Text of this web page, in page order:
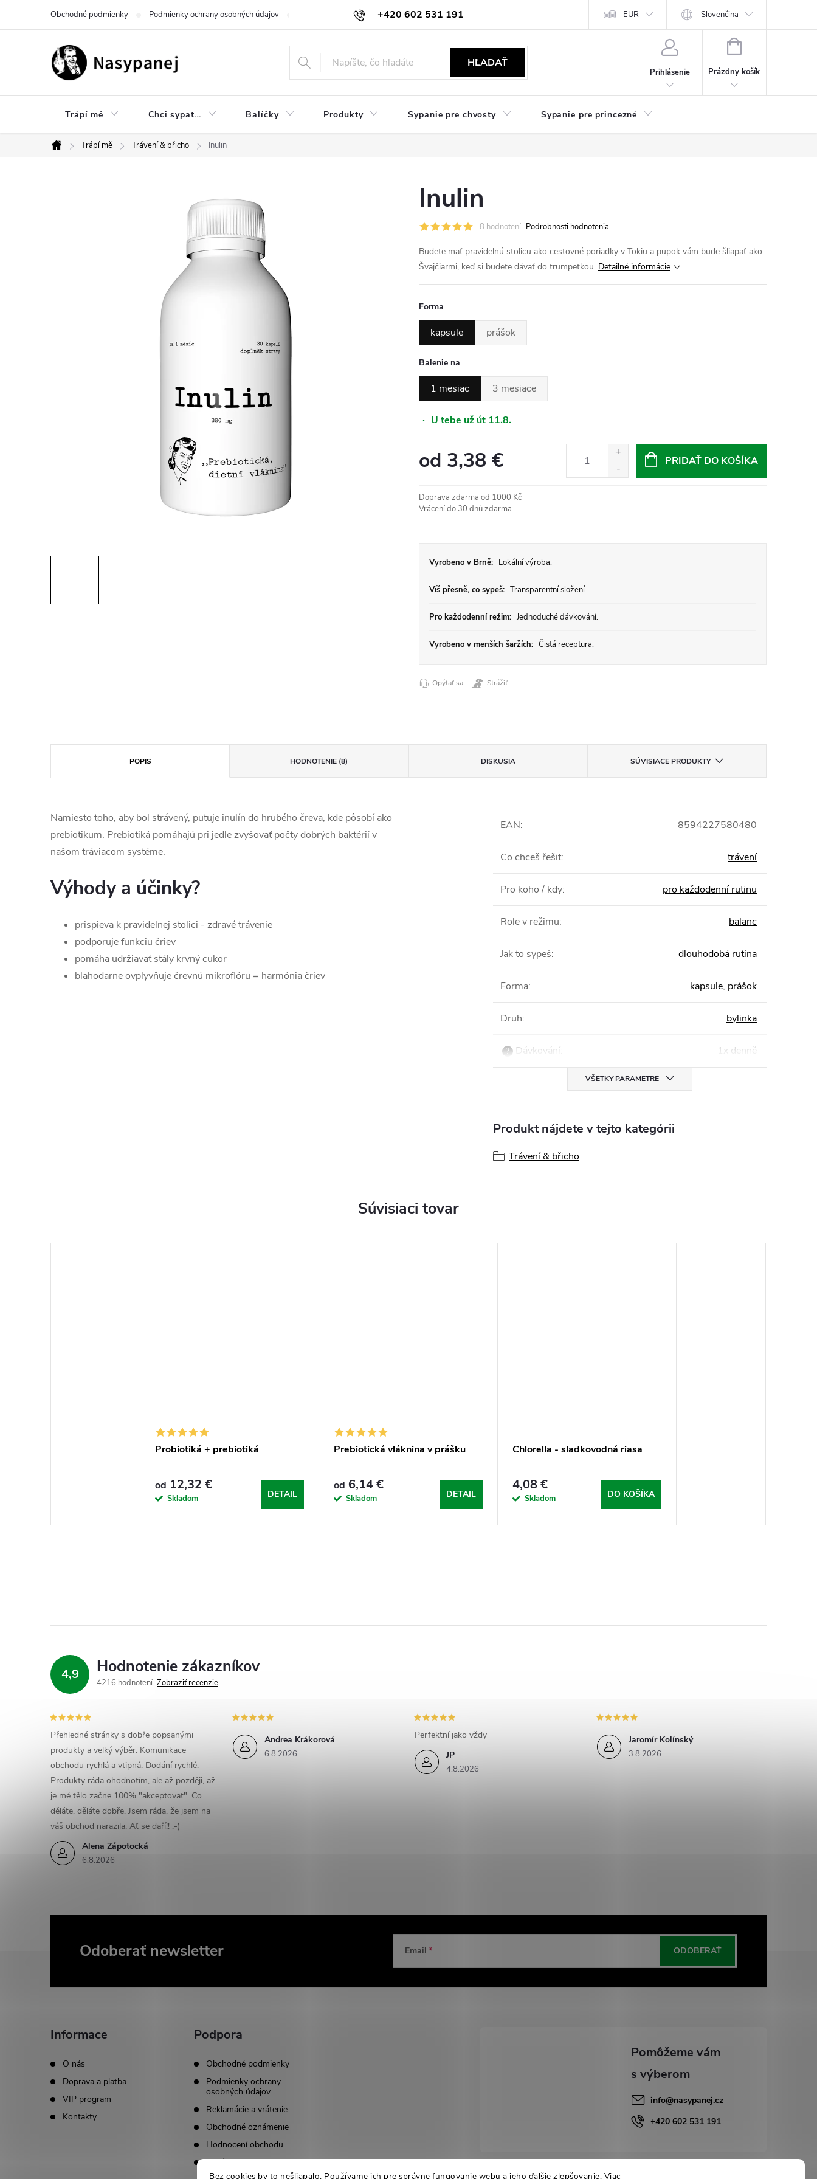
Bez cookies by to nešliapalo. Používame ich pre správne fungovanie webu a jeho ďalšie zlepšovanie. Viac
+420 602 531 191
Obchodné podmienky Podmienky ochrany osobných údajov Reklamácie a vrátenie Obchodné oznámenie Kariéra EUR Slovenčina
HĽADAŤ
Prihlásenie
NÁKUPNÝ
Prázdny košík
Trápí mě Chci sypat… Balíčky Produkty Sypanie pre chvosty Sypanie pre princezné
Domov
Trápí mě Trávení & břicho Inulin
Inulin
8 hodnotení Podrobnosti hodnotenia
Budete mať pravidelnú stolicu ako cestovné poriadky v Tokiu a pupok vám bude šliapať ako
Švajčiarmi, keď si budete dávať do trumpetkou. Detailné informácie
Forma
kapsule prášok
Balenie na
1 mesiac 3 mesiace
· U tebe už út 11.8.
od 3,38 €
cena:
PRIDAŤ DO KOŠÍKA
Doprava zdarma od 1000 Kč
Vrácení do 30 dnů zdarma
Vyrobeno v Brně: Lokální výroba.
Víš přesně, co sypeš: Transparentní složení.
Pro každodenní režim: Jednoduché dávkování.
Vyrobeno v menších šaržích: Čistá receptura.
Opýtať sa Strážiť
POPIS HODNOTENIE (8) DISKUSIA SÚVISIACE PRODUKTY
Namiesto toho, aby bol strávený, putuje inulín do hrubého čreva, kde pôsobí ako
prebiotikum. Prebiotiká pomáhajú pri jedle zvyšovať počty dobrých baktérií v
našom tráviacom systéme.
Výhody a účinky?
prispieva k pravidelnej stolici - zdravé trávenie
podporuje funkciu čriev
pomáha udržiavať stály krvný cukor
blahodarne ovplyvňuje črevnú mikroflóru = harmónia čriev
EAN: 8594227580480
Co chceš řešit: trávení
Pro koho / kdy: pro každodenní rutinu
Role v režimu: balanc
Jak to sypeš: dlouhodobá rutina
Forma: kapsule, prášok
Druh: bylinka
? Dávkování: 1x denně
VŠETKY PARAMETRE
Produkt nájdete v tejto kategórii
Trávení & břicho
Súvisiaci tovar
Probiotiká + prebiotiká
od 12,32 €
Skladom DETAIL
Prebiotická vláknina v prášku
od 6,14 €
Skladom DETAIL
Chlorella - sladkovodná riasa
4,08 €
Skladom DO KOŠÍKA
4,9 Hodnotenie zákazníkov
4216 hodnotení Zobraziť recenzie
Alena Zápotocká
6.8.2026
Přehledné stránky s dobře popsanými
produkty a velký výběr. Komunikace
obchodu rychlá a vtipná. Dodání rychlé.
Produkty ráda ohodnotím, ale až později, až
je mé tělo začne 100% "akceptovat". Co
děláte, děláte dobře. Jsem ráda, že jsem na
váš obchod narazila. Ať se daří!! :-)
Andrea Krákorová
6.8.2026 JP
4.8.2026
Perfektní jako vždy Jaromír Kolínský
3.8.2026
Odoberať newsletter Email ODOBERAŤ
Informace
O nás
Doprava a platba
VIP program
Kontakty
Podpora
Obchodné podmienky
Podmienky ochrany
osobných údajov
Reklamácie a vrátenie
Obchodné oznámenie
Hodnocení obchodu
Kariéra
info@nasypanej.cz
+420 602 531 191